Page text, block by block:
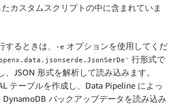
カスタムスクリプトの中に含まれていま
るときは、 -e オプションを使用してくだ
行形式で
JSON 形式を解析して読み込みます。
テーブルを作成し、Data Pipeline によっ
DynamoDB バックアップデータを読み込み